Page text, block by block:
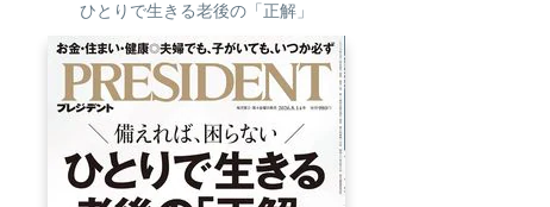
ひとりで生きる老後の「正解」